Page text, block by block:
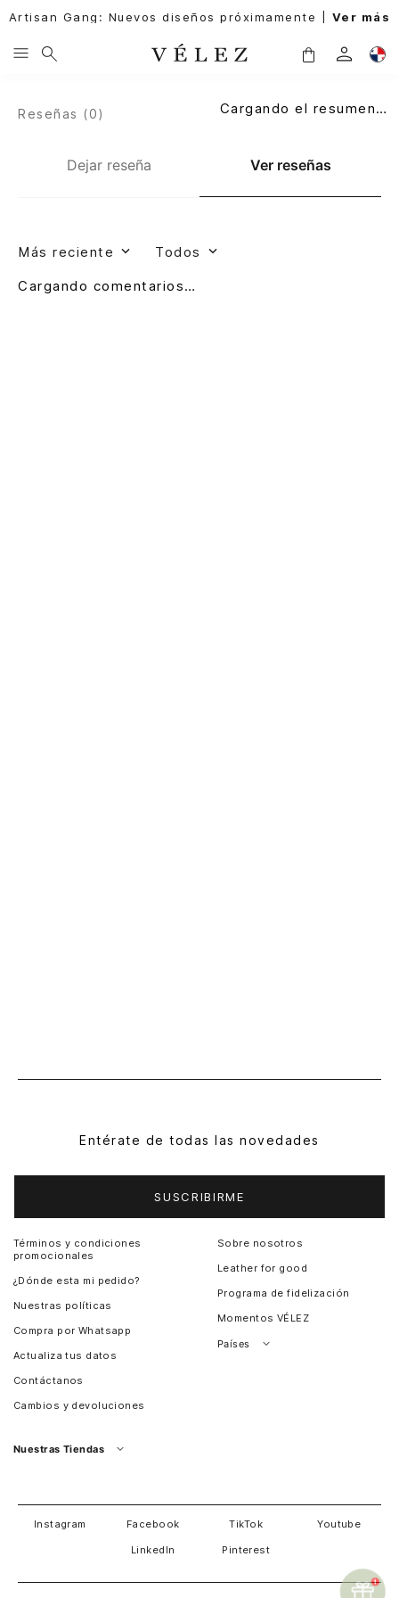
Artisan Gang: Nuevos diseños próximamente | Ver más
Dejar reseña Ver reseñas
Reseñas (0) Cargando el resumen…
Más reciente Todos
Cargando comentarios…
Entérate de todas las novedades
SUSCRIBIRME
Términos y condiciones
promocionales
¿Dónde esta mi pedido?
Nuestras políticas
Compra por Whatsapp
Actualiza tus datos
Contáctanos
Cambios y devoluciones
Sobre nosotros
Leather for good
Programa de fidelización
Momentos VÉLEZ
Países
Costa Rica
Nuestras Tiendas
Instagram
Facebook TikTok Youtube
LinkedIn Pinterest